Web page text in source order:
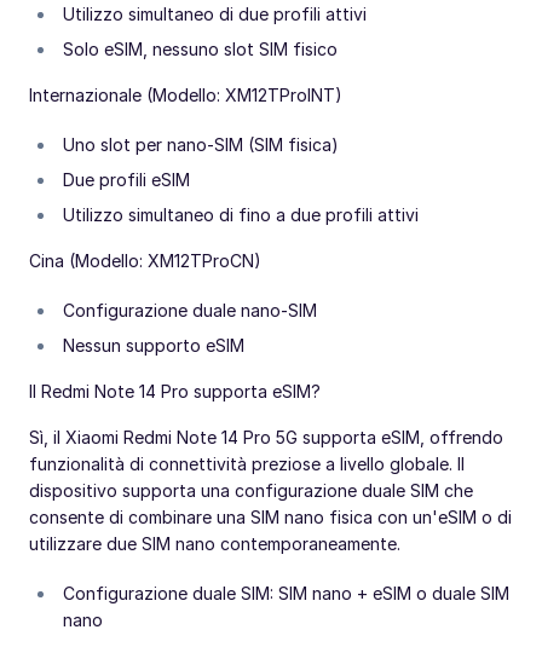
Utilizzo simultaneo di due profili attivi
Solo eSIM, nessuno slot SIM fisico
Internazionale (Modello: XM12TProINT)
Uno slot per nano-SIM (SIM fisica)
Due profili eSIM
Utilizzo simultaneo di fino a due profili attivi
Cina (Modello: XM12TProCN)
Configurazione duale nano-SIM
Nessun supporto eSIM
Il Redmi Note 14 Pro supporta eSIM?
Sì, il Xiaomi Redmi Note 14 Pro 5G supporta eSIM, offrendo
funzionalità di connettività preziose a livello globale. Il
dispositivo supporta una configurazione duale SIM che
consente di combinare una SIM nano fisica con un'eSIM o di
utilizzare due SIM nano contemporaneamente.
Configurazione duale SIM: SIM nano + eSIM o duale SIM
nano